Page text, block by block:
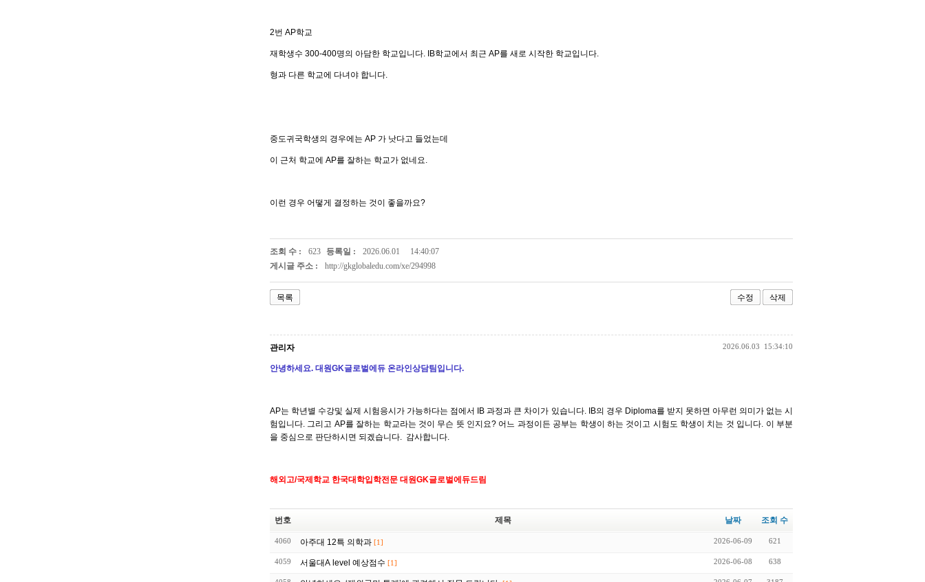
2번 AP학교
재학생수 300-400명의 아담한 학교입니다. IB학교에서 최근 AP를 새로 시작한 학교입니다.
형과 다른 학교에 다녀야 합니다.
중도귀국학생의 경우에는 AP 가 낫다고 들었는데
이 근처 학교에 AP를 잘하는 학교가 없네요.
이런 경우 어떻게 결정하는 것이 좋을까요?
조회 수 : 623 등록일 : 2026.06.01
14:40:07
게시글 주소 :
http://gkglobaledu.com/xe/294998
목록 수정 삭제
관리자 2026.06.03 15:34:10
안녕하세요. 대원GK글로벌에듀 온라인상담팀입니다.
AP는 학년별 수강및 실제 시험응시가 가능하다는 점에서 IB 과정과 큰 차이가 있습니다. IB의 경우 Diploma를 받지 못하면 아무런 의미가 없는 시
험입니다. 그리고 AP를 잘하는 학교라는 것이 무슨 뜻 인지요? 어느 과정이든 공부는 학생이 하는 것이고 시험도 학생이 치는 것 입니다. 이 부분
을 중심으로 판단하시면 되겠습니다. 감사합니다.
해외고/국제학교 한국대학입학전문 대원GK글로벌에듀드림
번호 제목 날짜 조회 수
4060 아주대 12특 의학과 [1] 2026-06-09 621
4059 서울대A level 예상점수 [1] 2026-06-08 638